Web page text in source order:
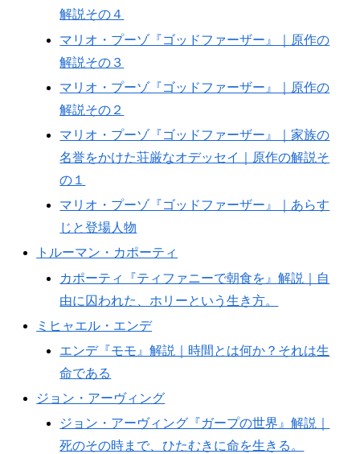
解説その４
マリオ・プーゾ『ゴッドファーザー』｜原作の
解説その３
マリオ・プーゾ『ゴッドファーザー』｜原作の
解説その２
マリオ・プーゾ『ゴッドファーザー』｜家族の
名誉をかけた荘厳なオデッセイ｜原作の解説そ
の１
マリオ・プーゾ『ゴッドファーザー』｜あらす
じと登場人物
トルーマン・カポーティ
カポーティ『ティファニーで朝食を』解説｜自
由に囚われた、ホリーという生き方。
ミヒャエル・エンデ
エンデ『モモ』解説｜時間とは何か？それは生
命である
ジョン・アーヴィング
ジョン・アーヴィング『ガープの世界』解説｜
死のその時まで、ひたむきに命を生きる。